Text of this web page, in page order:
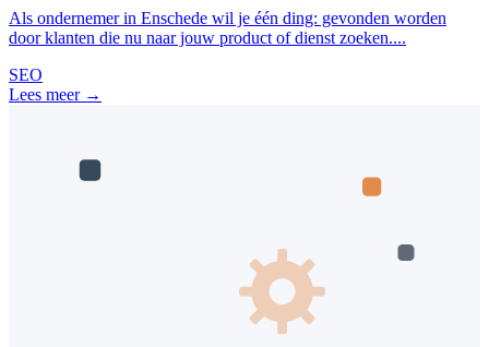
Als ondernemer in Enschede wil je één ding: gevonden worden
door klanten die nu naar jouw product of dienst zoeken....
SEO
Lees meer →